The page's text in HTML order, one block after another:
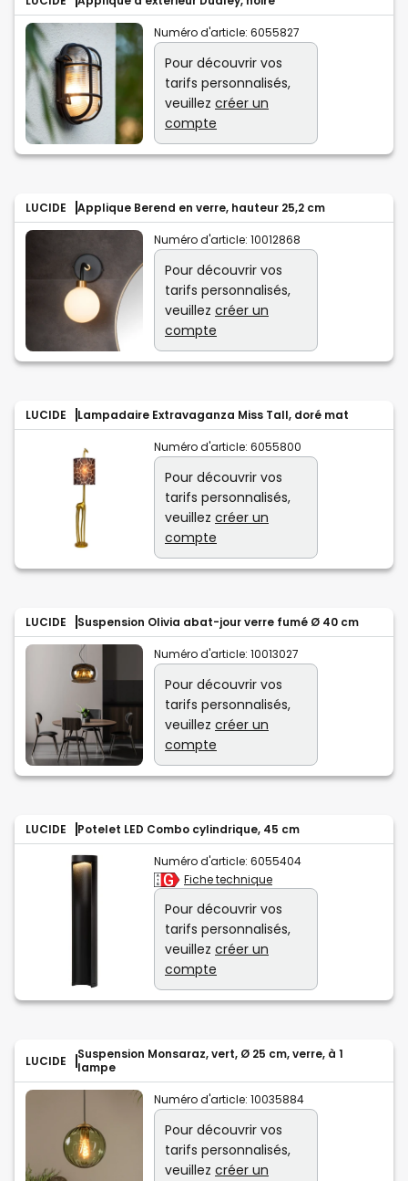
Numéro d'article: 6055827
Pour découvrir vos
tarifs personnalisés,
veuillez créer un
compte
LUCIDE Applique Berend en verre, hauteur 25,2 cm
Numéro d'article: 10012868
Pour découvrir vos
tarifs personnalisés,
veuillez créer un
compte
LUCIDE Lampadaire Extravaganza Miss Tall, doré mat
Numéro d'article: 6055800
Pour découvrir vos
tarifs personnalisés,
veuillez créer un
compte
LUCIDE Suspension Olivia abat-jour verre fumé Ø 40 cm
Numéro d'article: 10013027
Pour découvrir vos
tarifs personnalisés,
veuillez créer un
compte
LUCIDE Potelet LED Combo cylindrique, 45 cm
Numéro d'article: 6055404
Fiche technique
Pour découvrir vos
tarifs personnalisés,
veuillez créer un
compte
LUCIDE
Suspension Monsaraz, vert, Ø 25 cm, verre, à 1
lampe
Numéro d'article: 10035884
Pour découvrir vos
tarifs personnalisés,
veuillez créer un